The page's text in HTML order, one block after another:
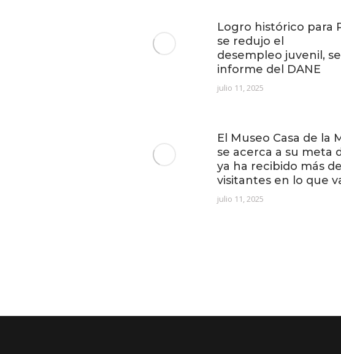
Logro histórico para
se redujo el
desempleo juvenil,
informe del DANE
julio 11, 2025
El Museo Casa de la
se acerca a su meta
ya ha recibido más
visitantes en lo que
julio 11, 2025